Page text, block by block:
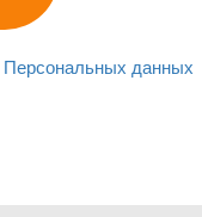
Персональных данных